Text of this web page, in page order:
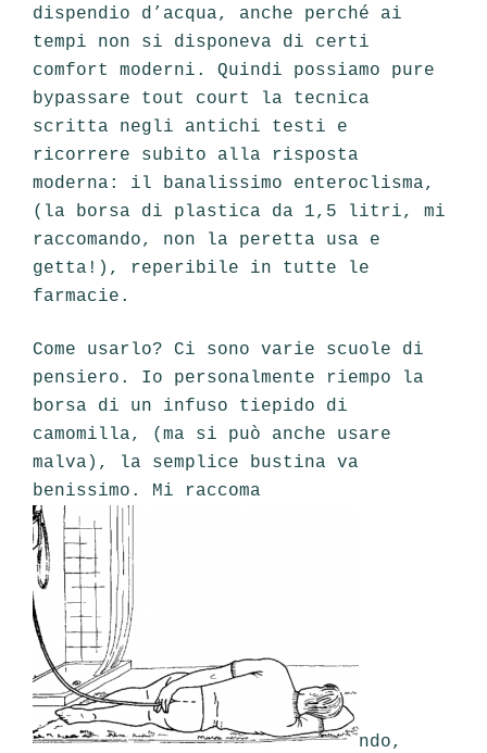
dispendio d’acqua, anche perché ai
tempi non si disponeva di certi
comfort moderni. Quindi possiamo pure
bypassare tout court la tecnica
scritta negli antichi testi e
ricorrere subito alla risposta
moderna: il banalissimo enteroclisma,
(la borsa di plastica da 1,5 litri, mi
raccomando, non la peretta usa e
getta!), reperibile in tutte le
farmacie.
Come usarlo? Ci sono varie scuole di
pensiero. Io personalmente riempo la
borsa di un infuso tiepido di
camomilla, (ma si può anche usare
malva), la semplice bustina va
benissimo. Mi raccoma
ndo,